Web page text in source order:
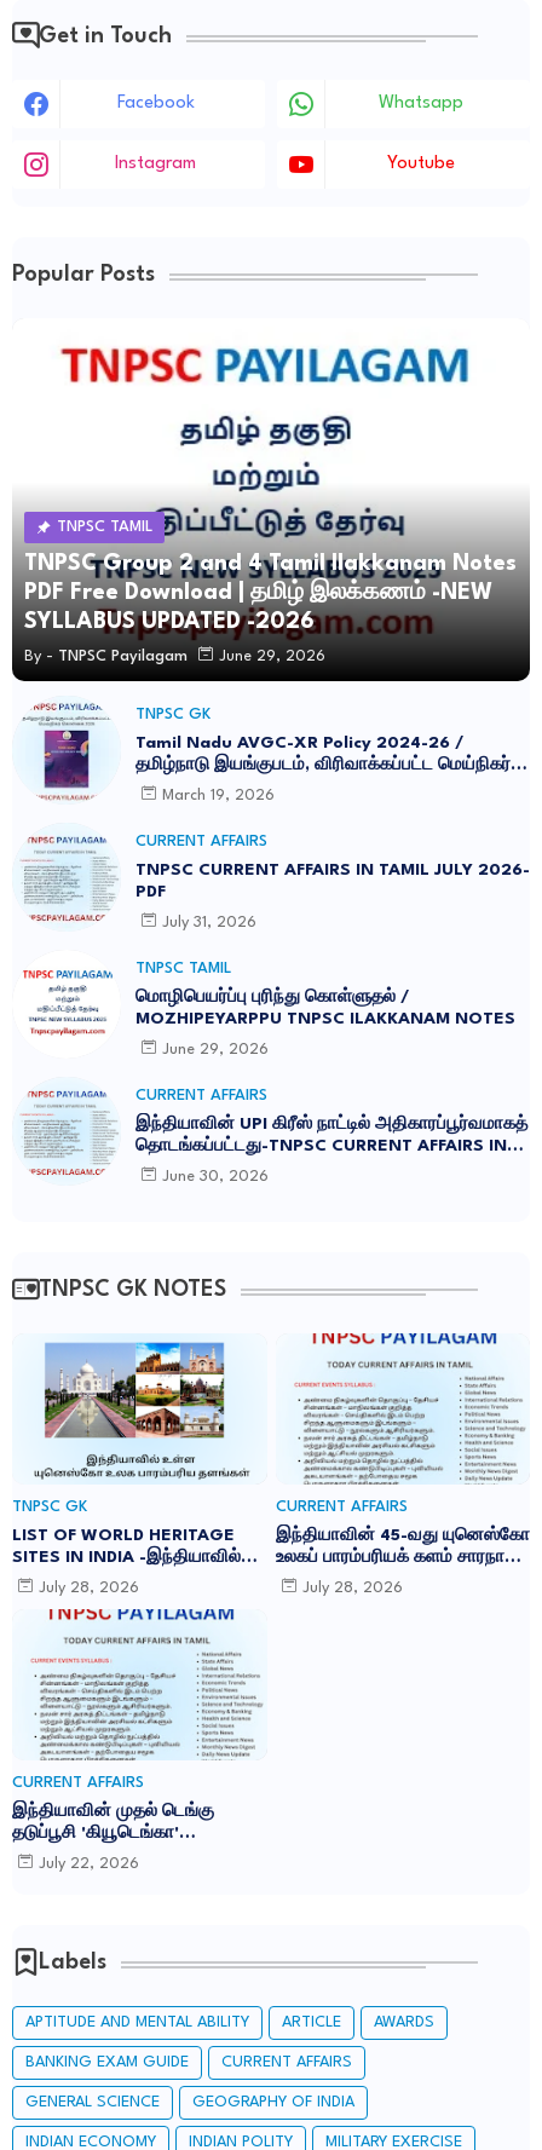
Get in Touch
Facebook Whatsapp
Instagram Youtube
Popular Posts
TNPSC TAMIL
TNPSC Group 2 and 4 Tamil Ilakkanam Notes
PDF Free Download | தமிழ் இலக்கணம் -NEW
SYLLABUS UPDATED -2026
By - TNPSC Payilagam June 29, 2026
TNPSC GK
Tamil Nadu AVGC-XR Policy 2024-26 /
தமிழ்நாடு இயங்குபடம், விரிவாக்கப்பட்ட மெய்நிகர்
கொள்கை 2026
March 19, 2026
CURRENT AFFAIRS
TNPSC CURRENT AFFAIRS IN TAMIL JULY 2026-
PDF
July 31, 2026
TNPSC TAMIL
மொழிபெயர்ப்பு புரிந்து கொள்ளுதல் /
MOZHIPEYARPPU TNPSC ILAKKANAM NOTES
June 29, 2026
CURRENT AFFAIRS
இந்தியாவின் UPI கிரீஸ் நாட்டில் அதிகாரப்பூர்வமாகத்
தொடங்கப்பட்டது-TNPSC CURRENT AFFAIRS IN
TAMIL JUNE 2026
June 30, 2026
TNPSC GK NOTES
TNPSC GK
LIST OF WORLD HERITAGE
SITES IN INDIA -இந்தியாவில்
உள்ள 45 யுனெஸ்கோ உலக
பாரம்பரிய தளங்கள்:
July 28, 2026
CURRENT AFFAIRS
இந்தியாவின் 45-வது யுனெஸ்கோ
உலகப் பாரம்பரியக் களம் சாரநாத்:
TNPSC CURRENT AFFAIRS IN
TAMIL JULY 2026
July 28, 2026
CURRENT AFFAIRS
இந்தியாவின் முதல் டெங்கு
தடுப்பூசி 'கியூடெங்கா'
(Qdenga): TNPSC CURRENT
AFFAIRS IN TAMIL JULY 2026
July 22, 2026
Labels
APTITUDE AND MENTAL ABILITY ARTICLE AWARDS
BANKING EXAM GUIDE CURRENT AFFAIRS
GENERAL SCIENCE GEOGRAPHY OF INDIA
INDIAN ECONOMY INDIAN POLITY MILITARY EXERCISE